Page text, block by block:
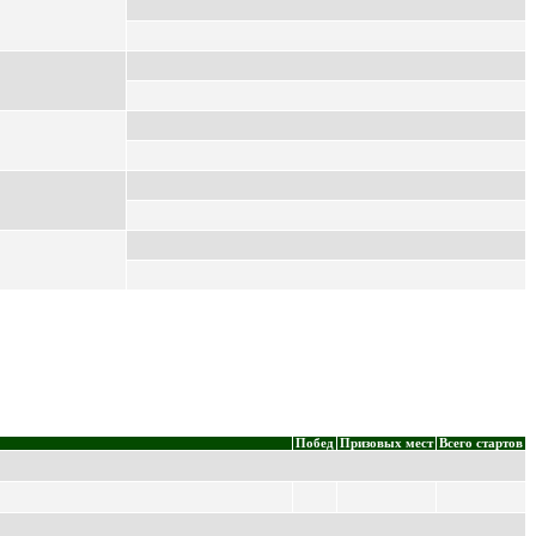
Побед Призовых мест Всего стартов